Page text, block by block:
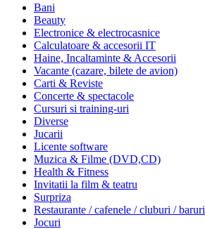
Bani
Beauty
Electronice & electrocasnice
Calculatoare & accesorii IT
Haine, Incaltaminte & Accesorii
Vacante (cazare, bilete de avion)
Carti & Reviste
Concerte & spectacole
Cursuri si training-uri
Diverse
Jucarii
Licente software
Muzica & Filme (DVD,CD)
Health & Fitness
Invitatii la film & teatru
Surpriza
Restaurante / cafenele / cluburi / baruri
Jocuri